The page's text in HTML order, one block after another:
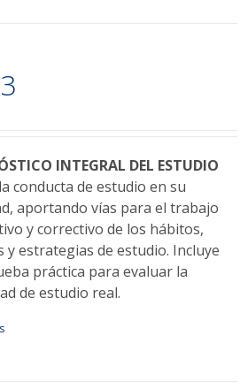
INTEGRAL DEL ESTUDIO
conducta de estudio en su
aportando vías para el trabajo
y correctivo de los hábitos,
y estrategias de estudio. Incluye
práctica para evaluar la
de estudio real.